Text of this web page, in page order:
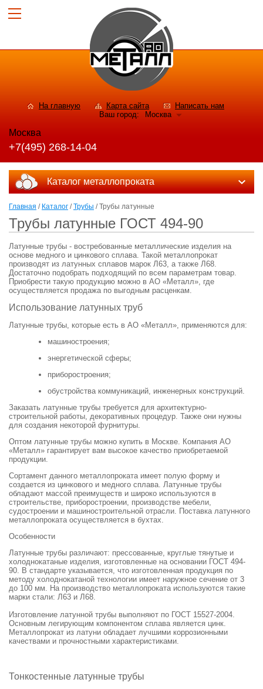
На главную Карта сайта
Написать нам
Ваш город:
Москва
Москва
+7(495) 268-14-04
Каталог металлопроката
Главная / Каталог /Трубы / Трубы латунные
Трубы латунные ГОСТ 494-90
Латунные трубы - востребованные металлические изделия на
основе медного и цинкового сплава. Такой металлопрокат
производят из латунных сплавов марок Л63, а также Л68.
Достаточно подобрать подходящий по всем параметрам товар.
Приобрести такую продукцию можно в АО «Металл», где
осуществляется продажа по выгодным расценкам.
Использование латунных труб
Латунные трубы, которые есть в АО «Металл», применяются для:
машиностроения;
энергетической сферы;
приборостроения;
обустройства коммуникаций, инженерных конструкций.
Заказать латунные трубы требуется для архитектурно-
строительной работы, декоративных процедур. Также они нужны
для создания некоторой фурнитуры.
Оптом латунные трубы можно купить в Москве. Компания АО
«Металл» гарантирует вам высокое качество приобретаемой
продукции.
Сортамент данного металлопроката имеет полую форму и
создается из цинкового и медного сплава. Латунные трубы
обладают массой преимуществ и широко используются в
строительстве, приборостроении, производстве мебели,
судостроении и машиностроительной отрасли. Поставка латунного
металлопроката осуществляется в бухтах.
Особенности
Латунные трубы различают: прессованные, круглые тянутые и
холоднокатаные изделия, изготовленные на основании ГОСТ 494-
90. В стандарте указывается, что изготовленная продукция по
методу холоднокатаной технологии имеет наружное сечение от 3
до 100 мм. На производство металлопроката используются такие
марки стали: Л63 и Л68.
Изготовление латунной трубы выполняют по ГОСТ 15527-2004.
Основным легирующим компонентом сплава является цинк.
Металлопрокат из латуни обладает лучшими коррозионными
качествами и прочностными характеристиками.
Тонкостенные латунные трубы